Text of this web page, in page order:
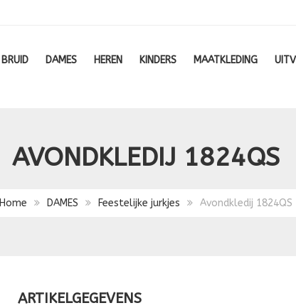
BRUID DAMES HEREN KINDERS MAATKLEDING
AVONDKLEDIJ 1824QS
Home DAMES Feestelijke jurkjes Avondkledij 1824QS
ARTIKELGEGEVENS